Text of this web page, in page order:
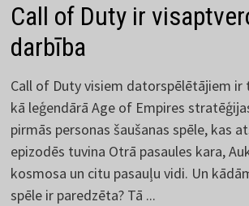
Call of Duty ir
darbība
Call of Duty visiem datorspēlētājiem
kā leģendārā Age of Empires
pirmās personas šaušanas spēle, kas
epizodēs tuvina Otrā pasaules kara,
kosmosa un citu pasauļu vidi. Un
spēle ir paredzēta? Tā ...